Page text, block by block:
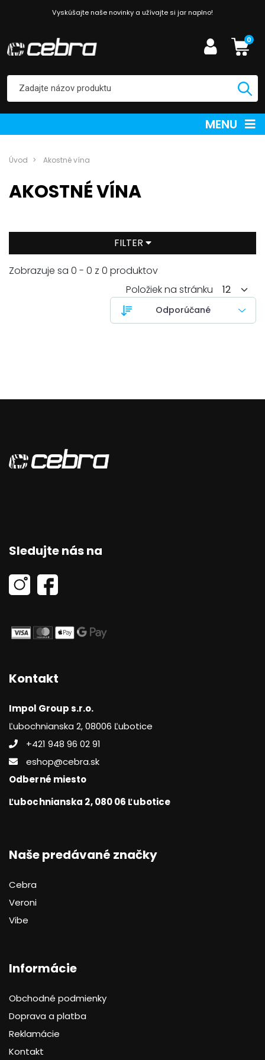
Vyskúšajte naše novinky a užívajte si jar naplno!
0
MENU
Úvod Akostné vína
AKOSTNÉ VÍNA
FILTER
Zobrazuje sa 0 - 0 z 0 produktov
Položiek na stránku
Sledujte nás na
Kontakt
Impol Group s.r.o.
Ľubochnianska 2, 08006 Ľubotice
+421 948 96 02 91
eshop@cebra.sk
Odberné miesto
Ľubochnianska 2, 080 06 Ľubotice
Naše predávané značky
Cebra
Veroni
Vibe
Informácie
Obchodné podmienky
Doprava a platba
Reklamácie
Kontakt